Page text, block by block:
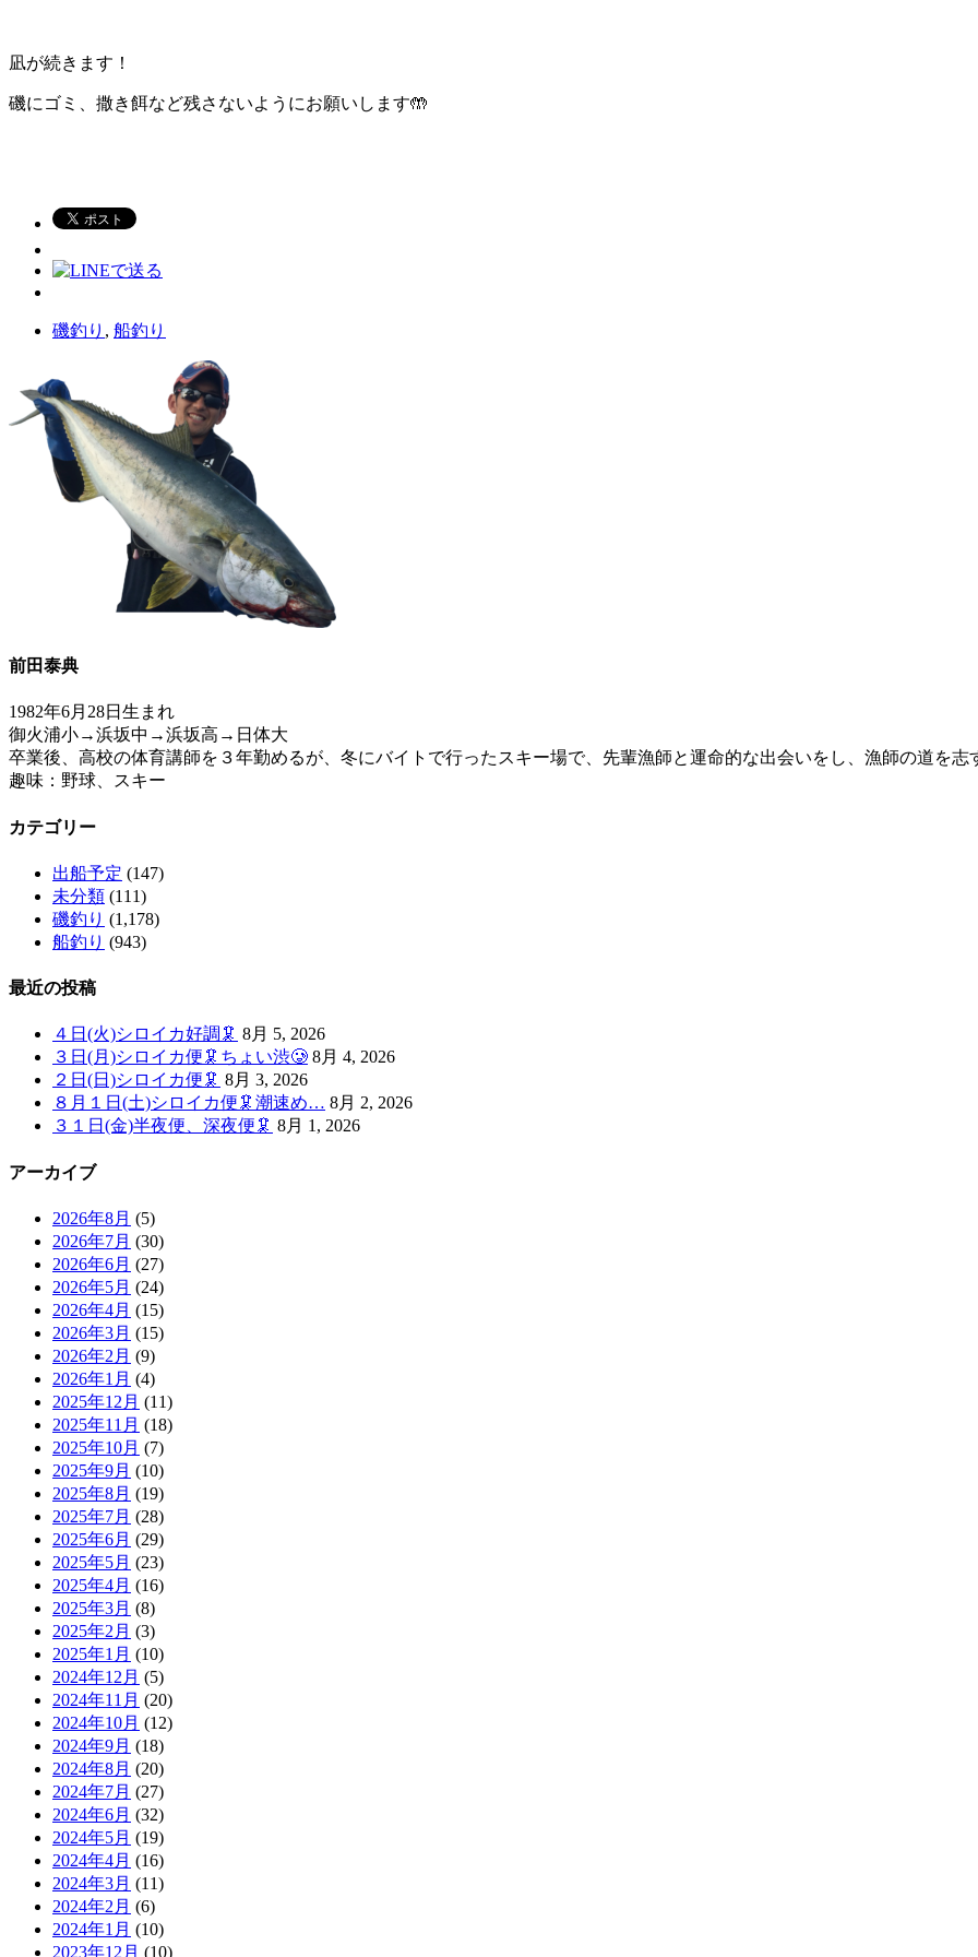
凪が続きます！
磯にゴミ、撒き餌など残さないようにお願いします🤲
磯釣り , 船釣り
前田泰典
1982年6月28日生まれ
御火浦小→浜坂中→浜坂高→日体大
卒業後、高校の体育講師を３年勤めるが、冬にバイトで行ったスキー場で、先輩漁師と運命的な出会いをし、漁師の道を志
趣味：野球、スキー
カテゴリー
出船予定 (147)
未分類 (111)
磯釣り (1,178)
船釣り (943)
最近の投稿
４日(火)シロイカ好調🦑 8月 5, 2026
３日(月)シロイカ便🦑ちょい渋🥲 8月 4, 2026
２日(日)シロイカ便🦑 8月 3, 2026
８月１日(土)シロイカ便🦑潮速め… 8月 2, 2026
３１日(金)半夜便、深夜便🦑 8月 1, 2026
アーカイブ
2026年8月 (5)
2026年7月 (30)
2026年6月 (27)
2026年5月 (24)
2026年4月 (15)
2026年3月 (15)
2026年2月 (9)
2026年1月 (4)
2025年12月 (11)
2025年11月 (18)
2025年10月 (7)
2025年9月 (10)
2025年8月 (19)
2025年7月 (28)
2025年6月 (29)
2025年5月 (23)
2025年4月 (16)
2025年3月 (8)
2025年2月 (3)
2025年1月 (10)
2024年12月 (5)
2024年11月 (20)
2024年10月 (12)
2024年9月 (18)
2024年8月 (20)
2024年7月 (27)
2024年6月 (32)
2024年5月 (19)
2024年4月 (16)
2024年3月 (11)
2024年2月 (6)
2024年1月 (10)
2023年12月 (10)